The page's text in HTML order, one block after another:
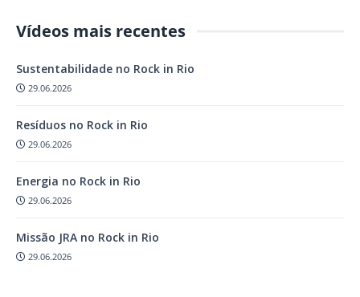
Vídeos mais recentes
Sustentabilidade no Rock in Rio
29.06.2026
Resíduos no Rock in Rio
29.06.2026
Energia no Rock in Rio
29.06.2026
Missão JRA no Rock in Rio
29.06.2026